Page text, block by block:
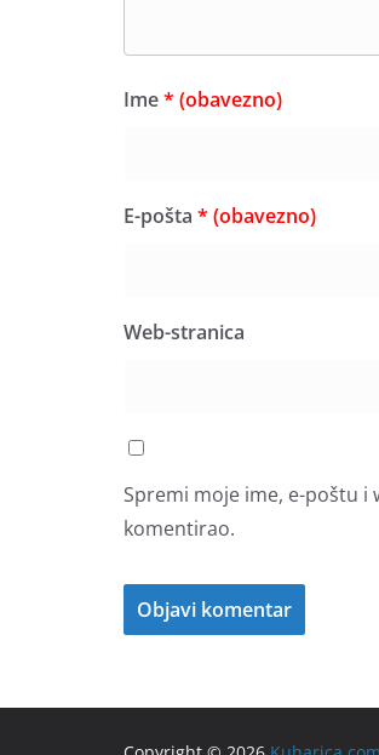
Ime* (obavezno)
E-pošta * (obavezno)
Web-stranica
Spremi moje ime, e-poštu
komentirao.